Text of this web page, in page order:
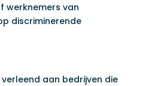
werknemers van
discriminerende
aan bedrijven die